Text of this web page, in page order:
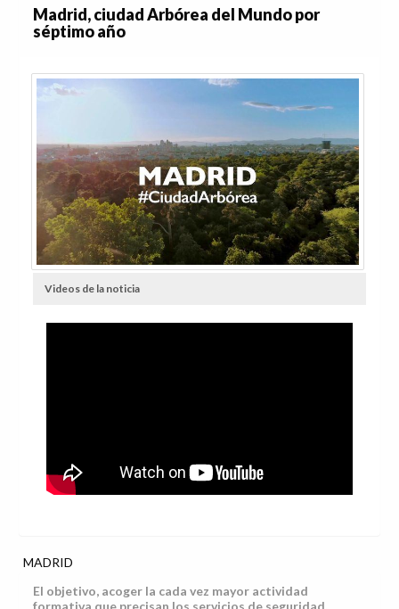
Madrid, ciudad Arbórea del Mundo por
séptimo año
Videos de la noticia
MADRID
El objetivo, acoger la cada vez mayor actividad